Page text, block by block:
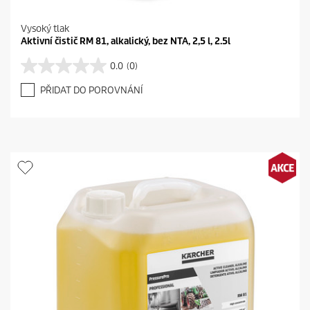
Vysoký tlak
Aktivní čistič RM 81, alkalický, bez NTA, 2,5 l, 2.5l
0.0 (0)
0
.
0
ě
z
PŘIDAT DO POROVNÁNÍ